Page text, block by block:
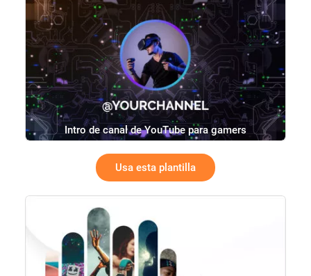
Intro de canal de YouTube para gamers
Usa esta plantilla